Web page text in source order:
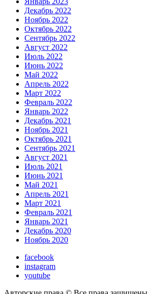
Декабрь 2022
Ноябрь 2022
Октябрь 2022
Сентябрь 2022
Август 2022
Июль 2022
Июнь 2022
Май 2022
Апрель 2022
Март 2022
Февраль 2022
Январь 2022
Декабрь 2021
Ноябрь 2021
Октябрь 2021
Сентябрь 2021
Август 2021
Июль 2021
Июнь 2021
Май 2021
Апрель 2021
Март 2021
Февраль 2021
Январь 2021
Декабрь 2020
Ноябрь 2020
facebook
instagram
youtube